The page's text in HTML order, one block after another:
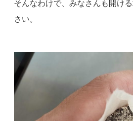
そんなわけで、みなさんも開け
さい。